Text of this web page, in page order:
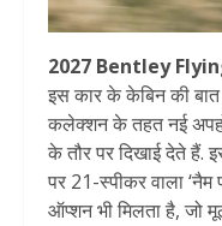
2027 Bentley
इस कार के केबिन की
कलेक्शन के तहत नई
के तौर पर दिखाई देते हैं.
पर 21-स्पीकर वाला
ऑप्शन भी मिलता है, जो